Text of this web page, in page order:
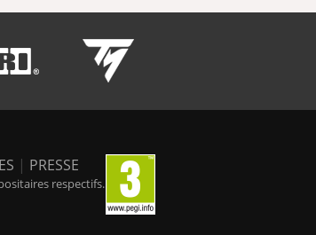
| PRESSE
respectifs.